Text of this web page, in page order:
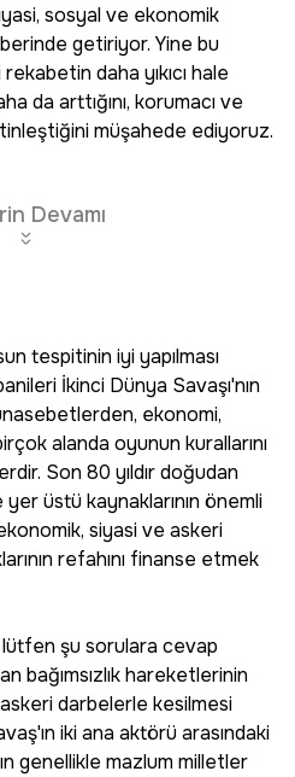
sosyal ve ekonomik
getiriyor. Yine bu
daha yıkıcı hale
da arttığını, korumacı ve
müşahede ediyoruz.
Devamı
tespitinin iyi yapılması
İkinci Dünya Savaşı'nın
ekonomi,
alanda oyunun kurallarını
Son 80 yıldır doğudan
üstü kaynaklarının önemli
siyasi ve askeri
refahını finanse etmek
lütfen şu sorulara cevap
bağımsızlık hareketlerinin
darbelerle kesilmesi
iki ana aktörü arasındaki
genellikle mazlum milletler